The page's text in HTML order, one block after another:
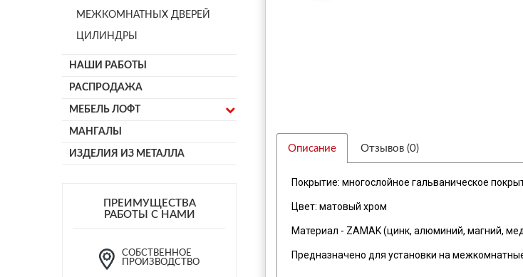
МЕЖКОМНАТНЫХ ДВЕРЕЙ
ЦИЛИНДРЫ
НАШИ РАБОТЫ
РАСПРОДАЖА
МЕБЕЛЬ ЛОФТ
МАНГАЛЫ
ИЗДЕЛИЯ ИЗ МЕТАЛЛА
ПРЕИМУЩЕСТВА
РАБОТЫ С НАМИ
СОБСТВЕННОЕ
ПРОИЗВОДСТВО
Описание Отзывов (0)
Покрытие: многослойное гальваническое
Цвет: матовый хром
Материал - ZAMAK (цинк, алюминий, магний,
Предназначено для установки на